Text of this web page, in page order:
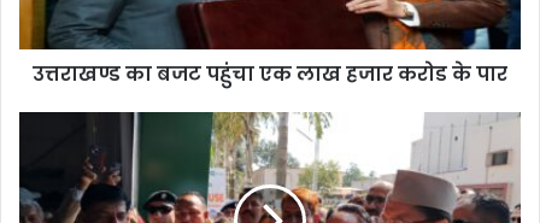
उत्तराखण्ड का बजट पहुंचा एक लाख हजार करोड के पार